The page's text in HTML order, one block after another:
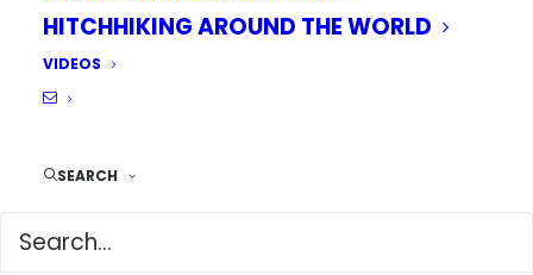
HITCHHIKING AROUND THE WORLD
VIDEOS
SEARCH
AUF